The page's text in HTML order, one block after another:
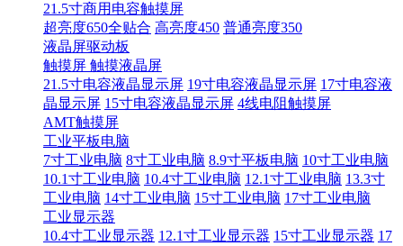
21.5寸商用电容触摸屏
超亮度650全贴合 高亮度450 普通亮度350
液晶屏驱动板
触摸屏 触摸液晶屏
21.5寸电容液晶显示屏 19寸电容液晶显示屏 17寸电容液
晶显示屏 15寸电容液晶显示屏 4线电阻触摸屏
AMT触摸屏
工业平板电脑
7寸工业电脑 8寸工业电脑 8.9寸平板电脑 10寸工业电脑
10.1寸工业电脑 10.4寸工业电脑 12.1寸工业电脑 13.3寸
工业电脑 14寸工业电脑 15寸工业电脑 17寸工业电脑
工业显示器
10.4寸工业显示器 12.1寸工业显示器 15寸工业显示器 17